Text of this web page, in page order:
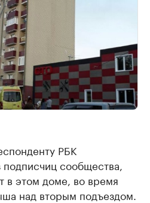
РБК
сообщества,
в этом доме, во время
над вторым подъездом.